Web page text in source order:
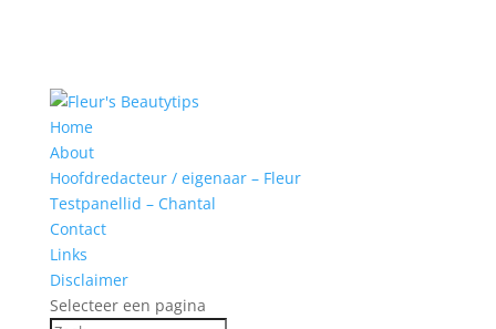
Home
About
Hoofdredacteur / eigenaar – Fleur
Testpanellid – Chantal
Contact
Links
Disclaimer
Selecteer een pagina